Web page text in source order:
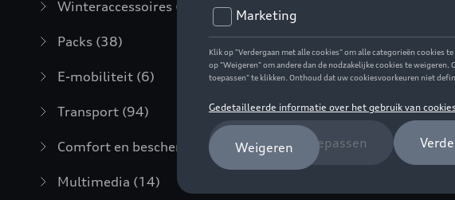
Winteraccessoires (20)
Packs (38)
E-mobiliteit (6)
Transport (94)
Comfort en bescherming (373)
Multimedia (14)